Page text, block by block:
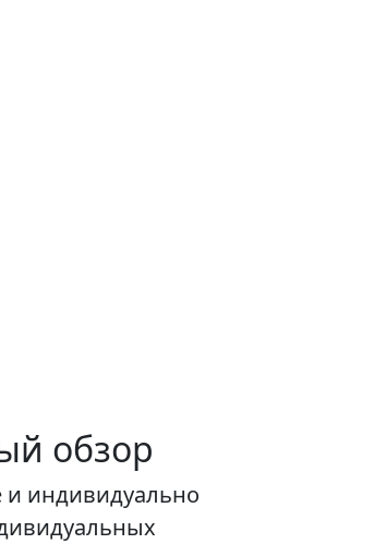
обзор
и индивидуально